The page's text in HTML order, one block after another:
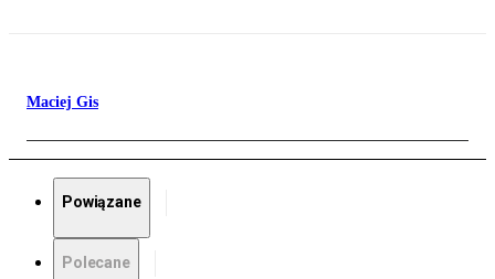
Maciej Gis
Powiązane
Polecane